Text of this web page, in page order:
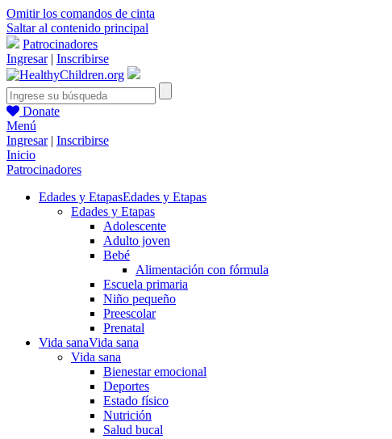
Omitir los comandos de cinta
Saltar al contenido principal
Patrocinadores
Ingresar| Inscribirse
Donate
Menú
Ingresar| Inscribirse
Inicio
Patrocinadores
Edades y EtapasEdades y Etapas
Edades y Etapas
Adolescente
Adulto joven
Bebé
Alimentación con fórmula
Escuela primaria
Niño pequeño
Preescolar
Prenatal
Vida sanaVida sana
Vida sana
Bienestar emocional
Deportes
Estado físico
Nutrición
Salud bucal